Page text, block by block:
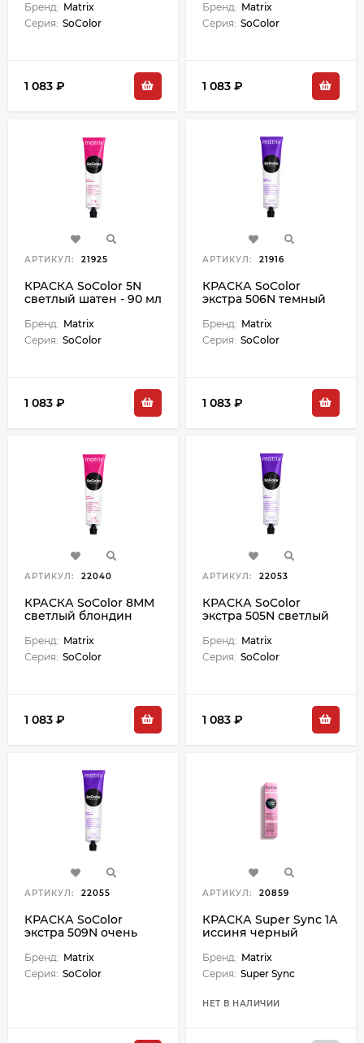
Бренд: Matrix
Серия: SoColor
1 083 ₽
медный - 90 мл
Бренд: Matrix
Серия: SoColor
1 083 ₽
АРТИКУЛ: 21925
КРАСКА SoColor 5N
светлый шатен - 90 мл
Бренд: Matrix
Серия: SoColor
1 083 ₽
АРТИКУЛ: 21916
КРАСКА SoColor
экстра 506N темный
Бренд: Matrix
Серия: SoColor
1 083 ₽
АРТИКУЛ: 22040
КРАСКА SoColor 8MM
светлый блондин
Бренд: Matrix
Серия: SoColor
1 083 ₽
АРТИКУЛ: 22053
КРАСКА SoColor
экстра 505N светлый
Бренд: Matrix
Серия: SoColor
1 083 ₽
АРТИКУЛ: 22055
КРАСКА SoColor
экстра 509N очень
мл
Бренд: Matrix
Серия: SoColor
АРТИКУЛ: 20859
КРАСКА Super Sync 1A
иссиня черный
Бренд: Matrix
Серия: Super Sync
НЕТ В НАЛИЧИИ